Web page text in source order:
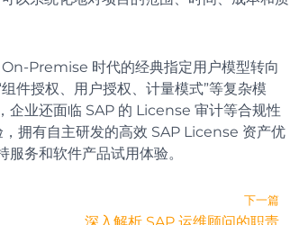
Premise 时代的经典指定用户模型转向
件授权、用户授权、计量模式”等复杂模
企业还面临 SAP 的 License 审计等合规性
拥有自主研发的高效 SAP License 资产优
务和软件产品试用体验。
下一篇